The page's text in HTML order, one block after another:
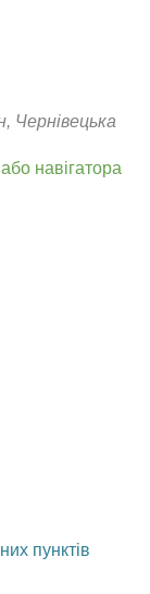
Чернівецька
навігатора
пунктів